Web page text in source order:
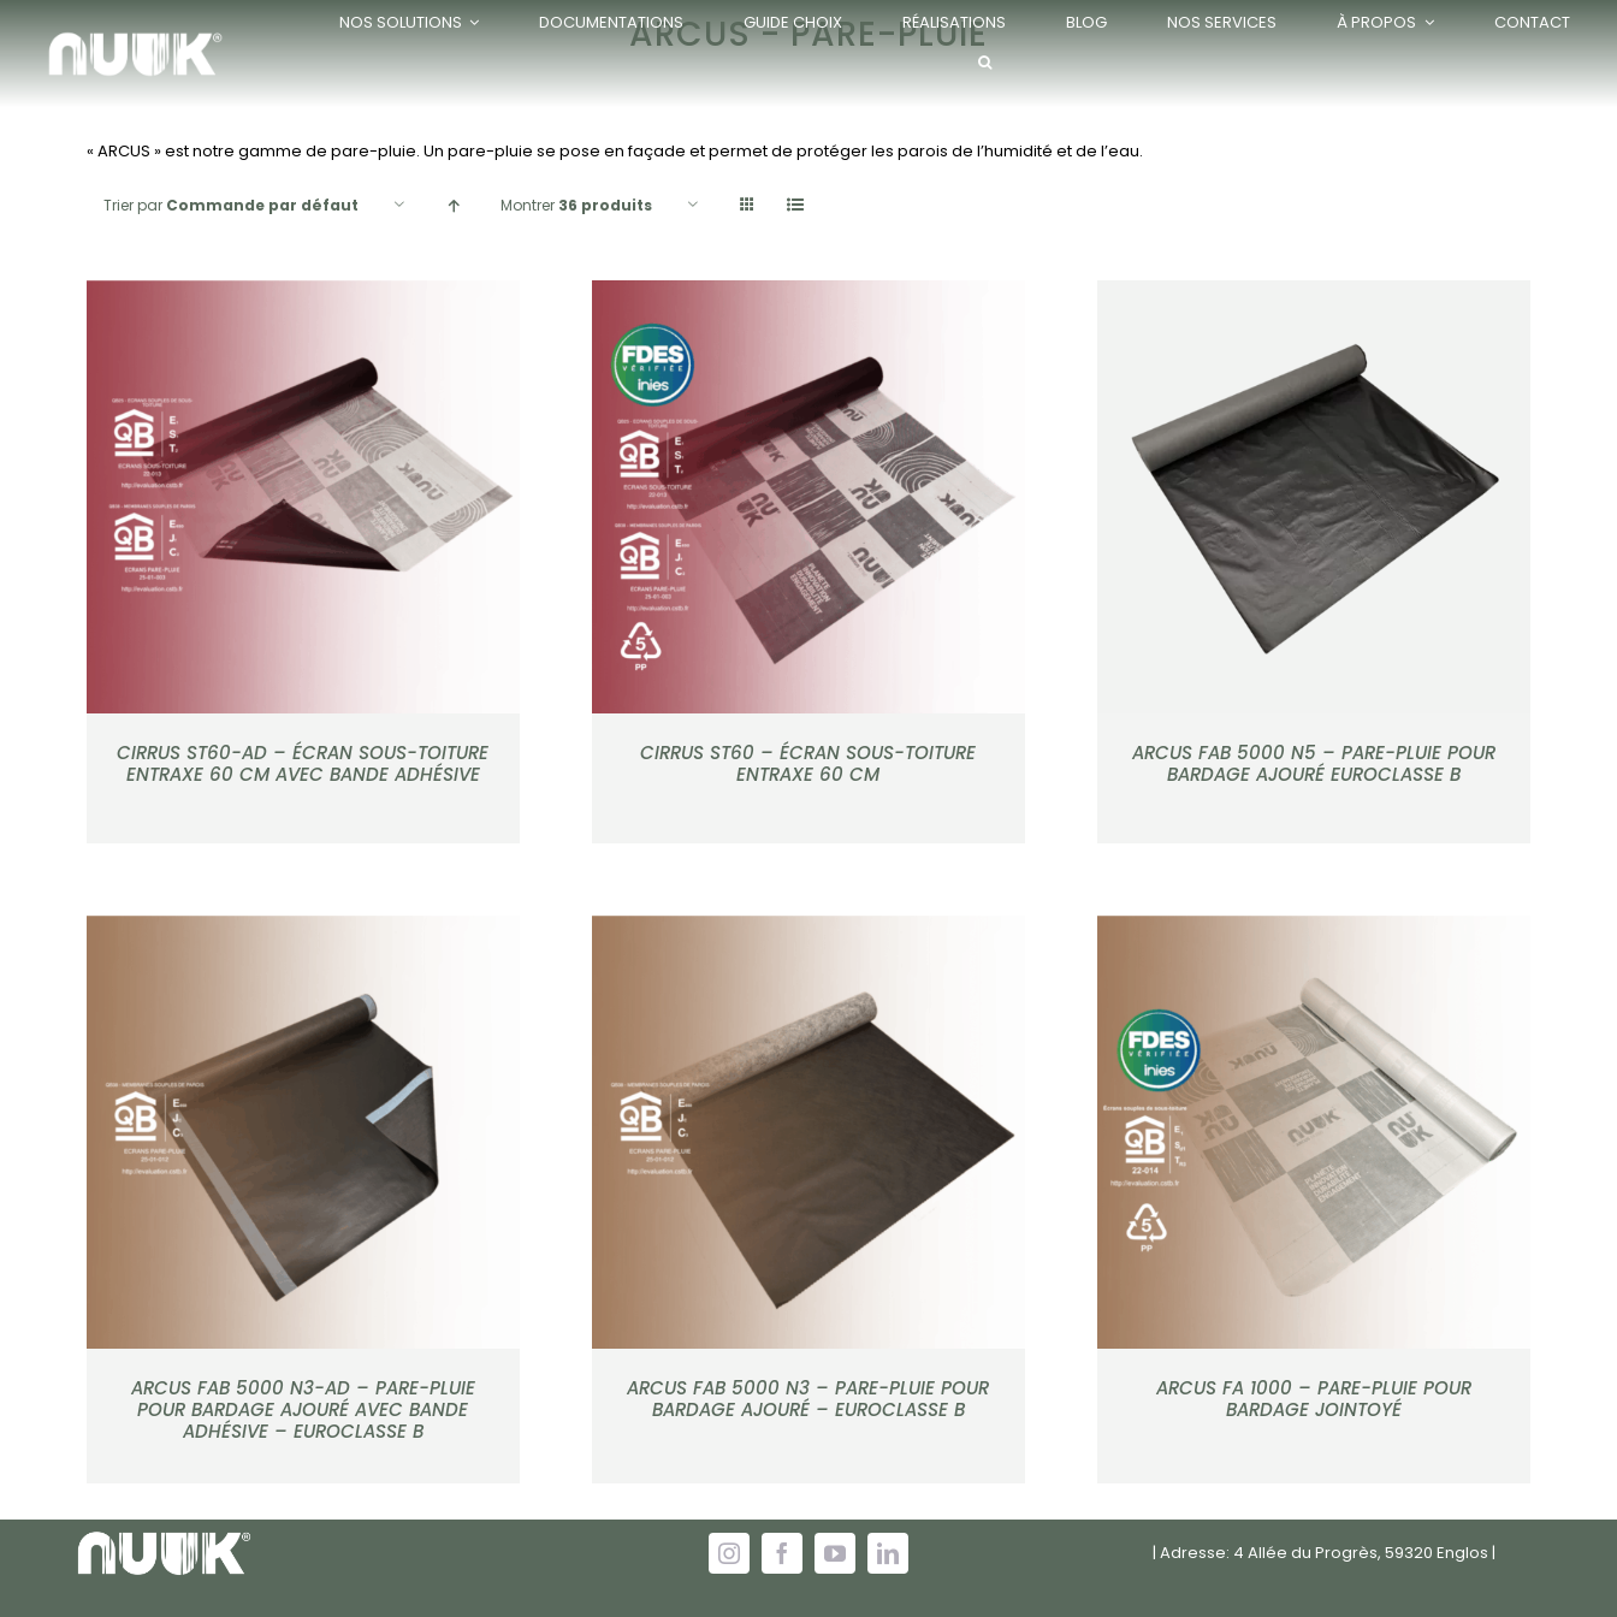
NOS SOLUTIONS DOCUMENTATIONS GUIDE CHOIX RÉALISATIONS BLOG NOS SERVICES À PROPOS CONTACT
ARCUS - PARE-PLUIE
« ARCUS » est notre gamme de pare-pluie. Un pare-pluie se pose en façade et permet de protéger les parois de l’humidité et de l’eau.
Trier par Commande par défaut Montrer 36 produits
APERÇU
CIRRUS ST60-AD – ÉCRAN SOUS-TOITURE
ENTRAXE 60 CM AVEC BANDE ADHÉSIVE
APERÇU
CIRRUS ST60 – ÉCRAN SOUS-TOITURE
ENTRAXE 60 CM
APERÇU
ARCUS FAB 5000 N5 – PARE-PLUIE POUR
BARDAGE AJOURÉ EUROCLASSE B
ARCUS FAB 5000 N3-AD – PARE-PLUIE
POUR BARDAGE AJOURÉ AVEC BANDE
ADHÉSIVE – EUROCLASSE B
ARCUS FAB 5000 N3 – PARE-PLUIE POUR
BARDAGE AJOURÉ – EUROCLASSE B
APERÇU
ARCUS FA 1000 – PARE-PLUIE POUR
BARDAGE JOINTOYÉ
| Adresse: 4 Allée du Progrès, 59320 Englos |